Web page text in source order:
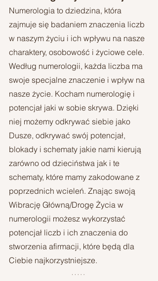
Numerologia to dziedzina, która
zajmuje się badaniem znaczenia liczb
w naszym życiu i ich wpływu na nasze
charaktery, osobowość i życiowe cele.
Według numerologii, każda liczba ma
swoje specjalne znaczenie i wpływ na
nasze życie. Kocham numerologię i
potencjał jaki w sobie skrywa. Dzięki
niej możemy odkrywać siebie jako
Dusze, odkrywać swój potencjał,
blokady i schematy jakie nami kierują
zarówno od dzieciństwa jak i te
schematy, które mamy zakodowane z
poprzednich wcieleń. Znając swoją
Wibrację Główną/Drogę Życia w
numerologii możesz wykorzystać
potencjał liczb i ich znaczenia do
stworzenia afirmacji, które będą dla
Ciebie najkorzystniejsze.